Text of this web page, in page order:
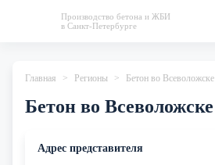
Производство бетона и ЖБИ
в Санкт-Петербурге
Главная Регионы Бетон во Всеволожске
Бетон во Всеволожске
Адрес представителя